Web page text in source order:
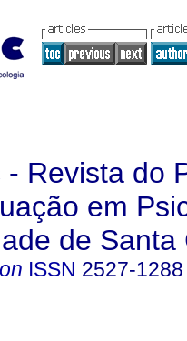
- Revista do
em
de Santa
ISSN 2527-1288